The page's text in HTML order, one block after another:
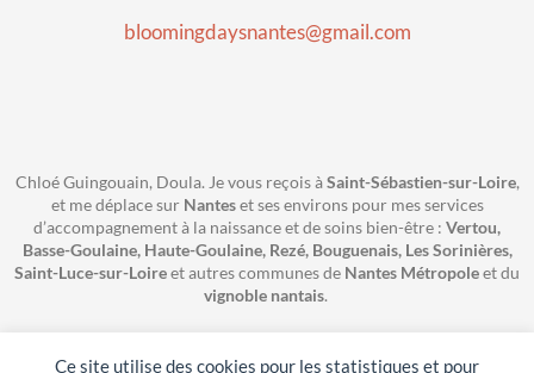
Ce site utilise des cookies pour les statistiques et pour
bloomingdaysnantes@gmail.com
Chloé Guingouain, Doula. Je vous reçois àSaint-Sébastien-sur-Loire,
et me déplace sur Nanteset ses environs pour mes services
d’accompagnement à la naissance et de soins bien-être : Vertou,
Basse-Goulaine, Haute-Goulaine, Rezé, Bouguenais, Les Sorinières,
Saint-Luce-sur-Loireet autres communes de Nantes Métropoleet du
vignoble nantais.